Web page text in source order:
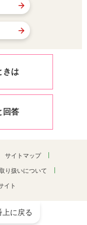
きは
回答
サイトマップ
り扱いについて
イト
上に戻る